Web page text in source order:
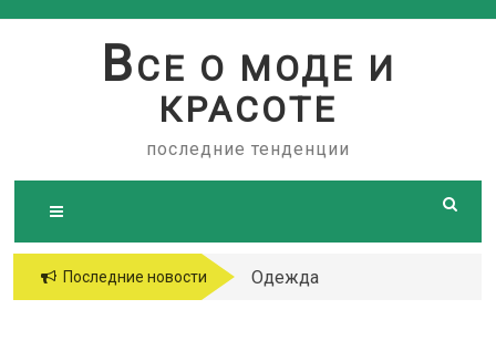
ВСЕ О МОДЕ И
КРАСОТЕ
последние тенденции
Последние новости
Одежда